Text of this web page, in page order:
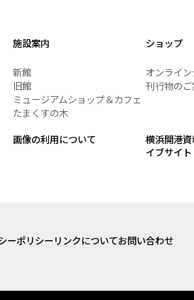
施設案内
新館
旧館
ミュージアムショップ＆カフェ
たまくすの木
ショップ
オンライ
刊行物のご
画像の利用について
横浜開港
イブサイト
ーポリシー リンクについてお問い合わせ